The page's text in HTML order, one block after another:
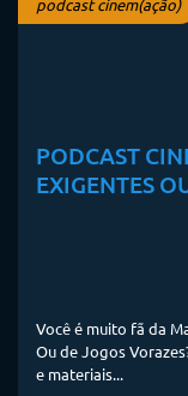
PODCAST
EXIGENTES
Você é muito fã da
Ou de Jogos
e materiais...